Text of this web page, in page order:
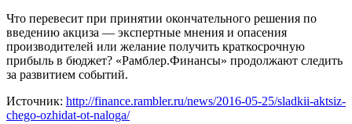
Что перевесит при принятии окончательного решения по
введению акциза — экспертные мнения и опасения
производителей или желание получить краткосрочную
прибыль в бюджет? «Рамблер.Финансы» продолжают следить
за развитием событий.
Источник: http://finance.rambler.ru/news/2016-05-25/sladkii-aktsiz-
chego-ozhidat-ot-naloga/